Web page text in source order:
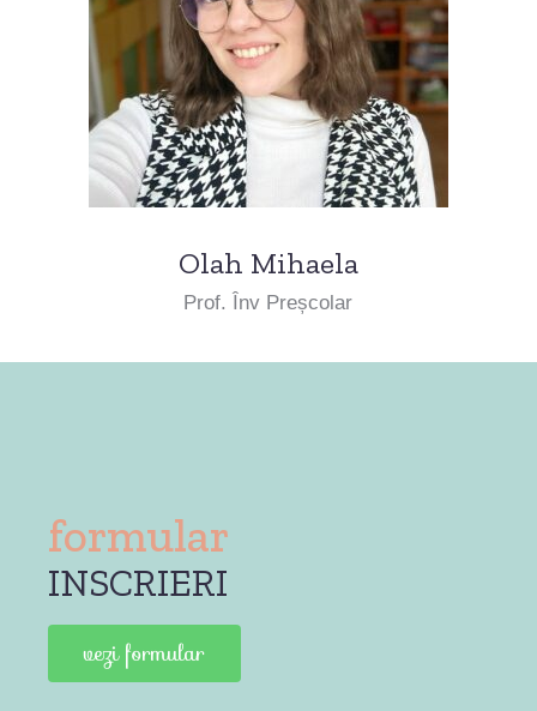
Olah Mihaela
Prof. Înv Preșcolar
formular
INSCRIERI
vezi formular